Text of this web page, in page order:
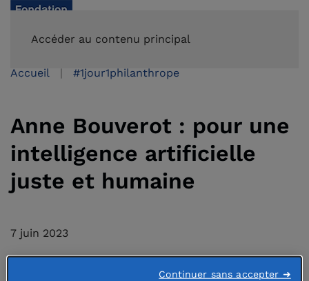
Accéder au contenu principal
Accueil #1jour1philanthrope
Anne Bouverot : pour une
intelligence artificielle
juste et humaine
7 juin 2023
Continuer sans accepter ➜